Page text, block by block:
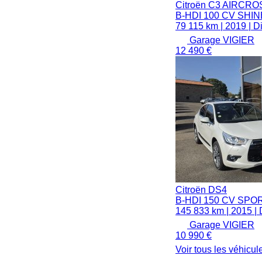
Citroën C3
B-HDI 100 CV
79 115 km
2019
Garage VIGIER
12 490 €
Citroën DS4
B-HDI 150 CV
145 833 km
2015
Garage VIGIER
10 990 €
Voir tous les